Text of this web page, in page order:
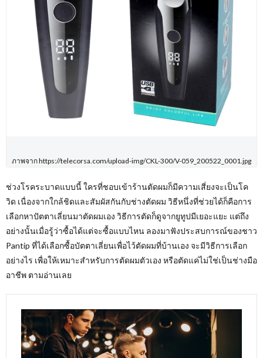
ภาพจาก https://telecorsa.com/upload-img/CKL-300/V-059_200522_0001.jpg
ช่วงโรคระบาดแบบนี้ ใครที่ชอบเข้าร้านตัดผมก็มีความเสี่ยงจะเป็นโค
วิด เนื่องจากใกล้ชิดและสัมผัสกันกับช่างตัดผม วิธีหนึ่งที่ช่วยได้ก็คือการ
เลือกหาปัตตาเลี่ยนมาตัดผมเอง วิธีการตัดก็ดูจากยูทูปมีเยอะแยะ แต่ถึง
อย่างนั้นเมื่อรู้ว่าซื้อได้แต่จะซื้อแบบไหน ลองมาฟังประสบการณ์ของชาว
Pantip ที่ได้เลือกซื้อบัตตาเลี่ยนเพื่อไว้ตัดผมที่บ้านเอง จะมีวิธีการเลือก
อย่างไร เพื่อให้เหมาะสำหรับการตัดผมตัวเอง หรือตัดแค่ไม่ใช่เป็นช่างมือ
อาชีพ ตามอ่านเลย